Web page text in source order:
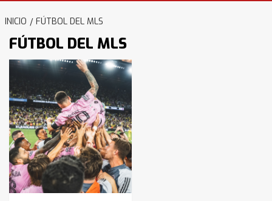
INICIO FÚTBOL DEL MLS
FÚTBOL DEL MLS
3
Identidad de los adolescentes
pampeanos que fueron
protagonistas del fatal accidente
en la mañana del lunes
4
Accidente en Ruta 5: falleció un
joven de Trenque Lauquen